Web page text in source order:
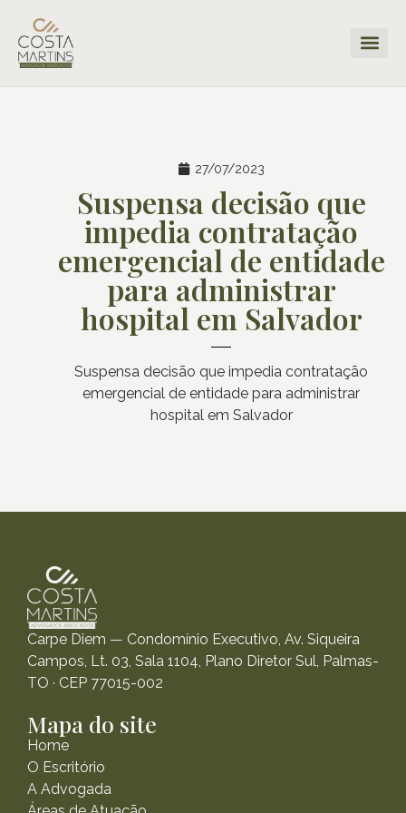
27/07/2023
Suspensa decisão que
impedia contratação
emergencial de entidade
para administrar
hospital em Salvador
Suspensa decisão que impedia contratação
emergencial de entidade para administrar
hospital em Salvador
Carpe Diem — Condomínio Executivo, Av. Siqueira
Campos, Lt. 03, Sala 1104, Plano Diretor Sul, Palmas-
TO · CEP 77015-002
Mapa do site
Home
O Escritório
A Advogada